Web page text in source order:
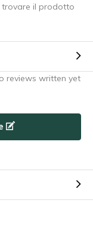
trovare il prodotto
reviews written yet